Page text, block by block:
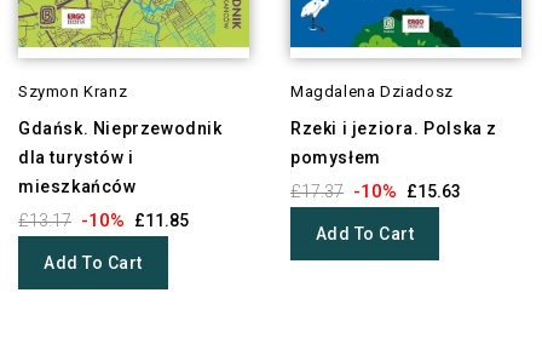
Szymon Kranz
Gdańsk. Nieprzewodnik
dla turystów i
mieszkańców
£13.17 -10% £11.85
Add To Cart
Magdalena Dziadosz
Rzeki i jeziora. Polska z
pomysłem
£17.37 -10% £15.63
Add To Cart